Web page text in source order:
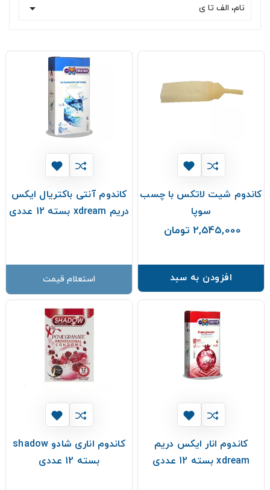
نام، الف تا ی 
کاندوم شیت لاتکس با چسب
سوپا
2,545,000 تومان
افزودن به سبد
کاندوم آنتی باکتریال ایکس
دریم xdream بسته 12 عددی
استعلام قیمت
کاندوم انار ایکس دریم
xdream بسته 12 عددی
کاندوم اناری شادو shadow
بسته 12 عددی